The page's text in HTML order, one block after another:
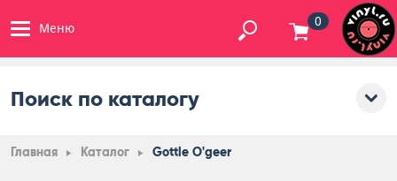
Меню 0
Поиск по каталогу
Главная Каталог Gottle O'geer